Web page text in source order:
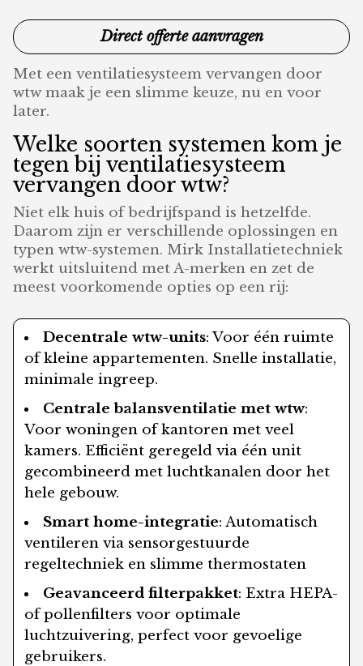
Direct offerte aanvragen
Met een ventilatiesysteem vervangen door
wtw maak je een slimme keuze, nu en voor
later.
Welke soorten systemen kom je
tegen bij ventilatiesysteem
vervangen door wtw?
Niet elk huis of bedrijfspand is hetzelfde.
Daarom zijn er verschillende oplossingen en
typen wtw-systemen. Mirk Installatietechniek
werkt uitsluitend met A-merken en zet de
meest voorkomende opties op een rij:
Decentrale wtw-units: Voor één ruimte
of kleine appartementen. Snelle installatie,
minimale ingreep.
Centrale balansventilatie met wtw:
Voor woningen of kantoren met veel
kamers. Efficiënt geregeld via één unit
gecombineerd met luchtkanalen door het
hele gebouw.
Smart home-integratie: Automatisch
ventileren via sensorgestuurde
regeltechniek en slimme thermostaten
Geavanceerd filterpakket: Extra HEPA-
of pollenfilters voor optimale
luchtzuivering, perfect voor gevoelige
gebruikers.